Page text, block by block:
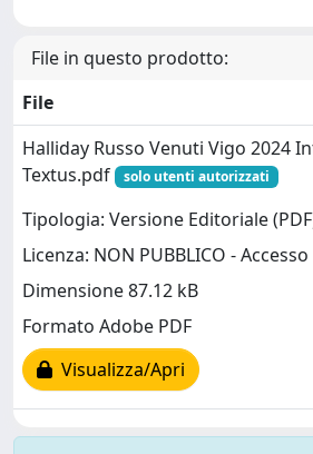
File in questo prodotto:
File
Halliday Russo Venuti Vigo 2024
Textus.pdf
solo utenti autorizzati
Tipologia: Versione Editoriale
Licenza: NON PUBBLICO -
Dimensione 87.12 kB
Formato Adobe PDF
Visualizza/Apri